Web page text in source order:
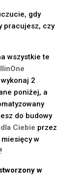
gdy
pracujesz, czy
wszystkie te
2
poniżej, a
do budowy
Ciebie przez
w
w